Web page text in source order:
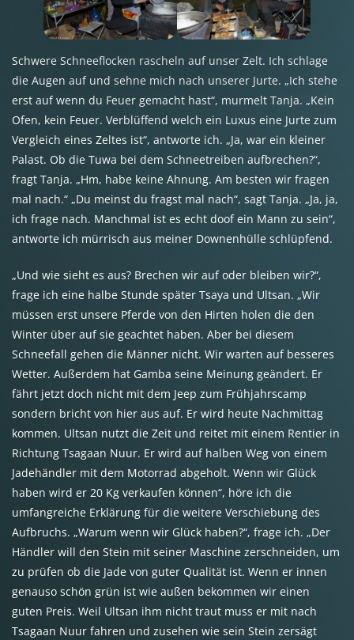
Schwere Schneeflocken rascheln auf unser Zelt. Ich schlage
die Augen auf und sehne mich nach unserer Jurte. „Ich stehe
erst auf wenn du Feuer gemacht hast“, murmelt Tanja. „Kein
Ofen, kein Feuer. Verblüffend welch ein Luxus eine Jurte zum
Vergleich eines Zeltes ist“, antworte ich. „Ja, war ein kleiner
Palast. Ob die Tuwa bei dem Schneetreiben aufbrechen?“,
fragt Tanja. „Hm, habe keine Ahnung. Am besten wir fragen
mal nach.“ „Du meinst du fragst mal nach“, sagt Tanja. „Ja, ja,
ich frage nach. Manchmal ist es echt doof ein Mann zu sein“,
antworte ich mürrisch aus meiner Downenhülle schlüpfend.
„Und wie sieht es aus? Brechen wir auf oder bleiben wir?“,
frage ich eine halbe Stunde später Tsaya und Ultsan. „Wir
müssen erst unsere Pferde von den Hirten holen die den
Winter über auf sie geachtet haben. Aber bei diesem
Schneefall gehen die Männer nicht. Wir warten auf besseres
Wetter. Außerdem hat Gamba seine Meinung geändert. Er
fährt jetzt doch nicht mit dem Jeep zum Frühjahrscamp
sondern bricht von hier aus auf. Er wird heute Nachmittag
kommen. Ultsan nutzt die Zeit und reitet mit einem Rentier in
Richtung Tsagaan Nuur. Er wird auf halben Weg von einem
Jadehändler mit dem Motorrad abgeholt. Wenn wir Glück
haben wird er 20 Kg verkaufen können“, höre ich die
umfangreiche Erklärung für die weitere Verschiebung des
Aufbruchs. „Warum wenn wir Glück haben?“, frage ich. „Der
Händler will den Stein mit seiner Maschine zerschneiden, um
zu prüfen ob die Jade von guter Qualität ist. Wenn er innen
genauso schön grün ist wie außen bekommen wir einen
guten Preis. Weil Ultsan ihm nicht traut muss er mit nach
Tsagaan Nuur fahren und zusehen wie sein Stein zersägt